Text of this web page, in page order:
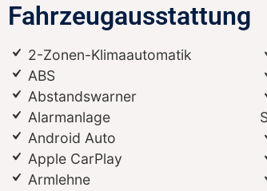
Fahrzeugausstattung
2-Zonen-Klimaautomatik
ABS
Abstandswarner
Alarmanlage
Android Auto
Apple CarPlay
Armlehne